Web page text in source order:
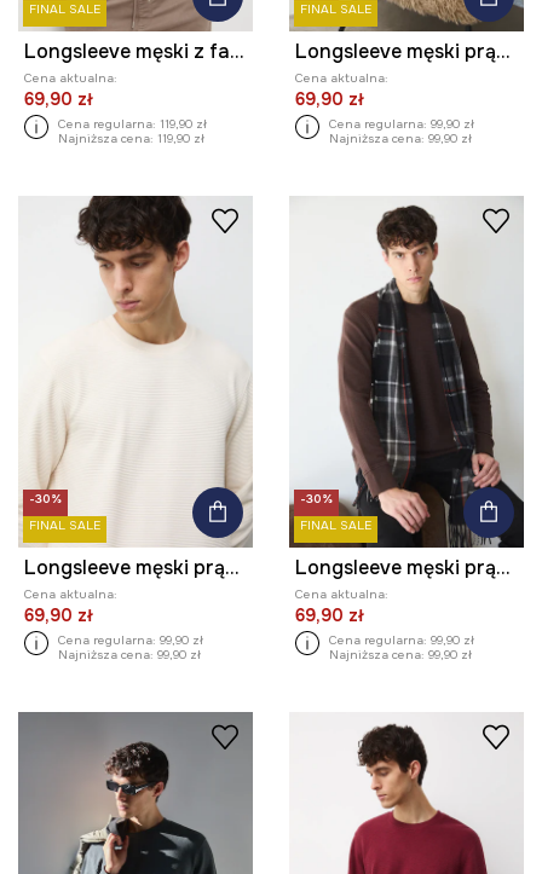
FINAL SALE
Longsleeve męski z fakturą kolor beżowy
Cena aktualna:
69,90 zł
Cena regularna: 119,90 zł
Najniższa cena: 119,90 zł
FINAL SALE
Longsleeve męski prążkowany kolor czarny
Cena aktualna:
69,90 zł
Cena regularna: 99,90 zł
Najniższa cena: 99,90 zł
-30%
FINAL SALE
Longsleeve męski prążkowany kolor beżowy
Cena aktualna:
69,90 zł
Cena regularna: 99,90 zł
Najniższa cena: 99,90 zł
-30%
FINAL SALE
Longsleeve męski prążkowany kolor brązowy
Cena aktualna:
69,90 zł
Cena regularna: 99,90 zł
Najniższa cena: 99,90 zł